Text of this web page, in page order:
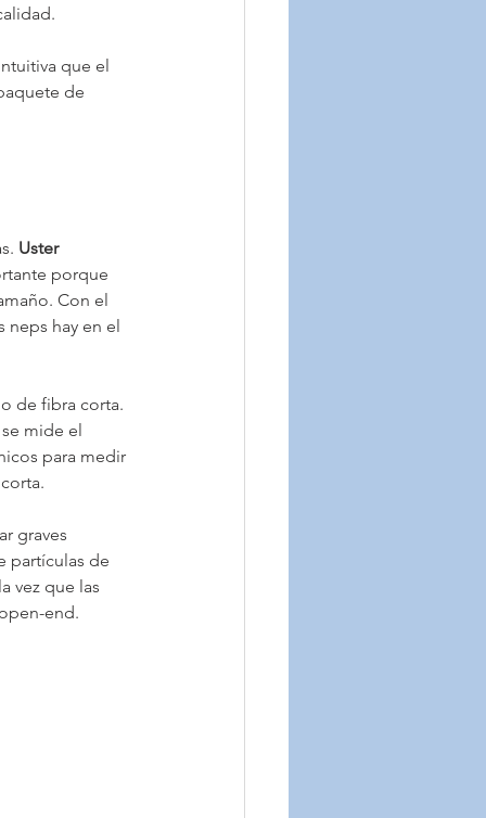
que el
de
Uster
porque
Con el
hay en el
de fibra corta.
mide el
para medir
graves
partículas de
vez que las
end.